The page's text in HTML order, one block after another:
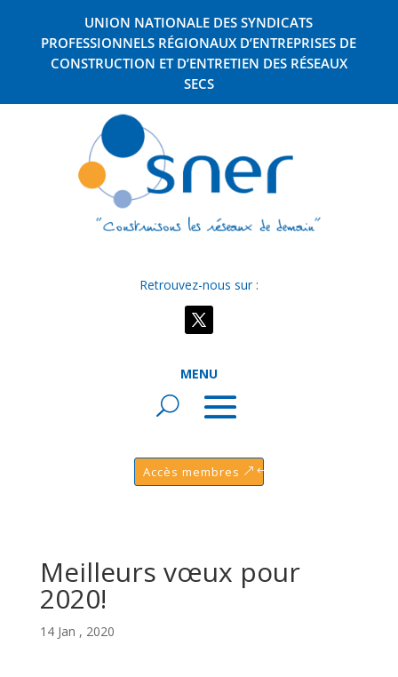
UNION NATIONALE DES SYNDICATS
PROFESSIONNELS RÉGIONAUX D’ENTREPRISES DE
CONSTRUCTION ET D’ENTRETIEN DES RÉSEAUX
SECS
Retrouvez-nous sur :
MENU
Accès membres
Meilleurs vœux pour
2020!
14 Jan , 2020